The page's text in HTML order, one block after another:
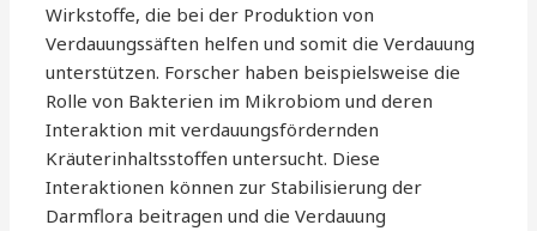
Wirkstoffe, die bei der Produktion von
Verdauungssäften helfen und somit die Verdauung
unterstützen. Forscher haben beispielsweise die
Rolle von Bakterien im Mikrobiom und deren
Interaktion mit verdauungsfördernden
Kräuterinhaltsstoffen untersucht. Diese
Interaktionen können zur Stabilisierung der
Darmflora beitragen und die Verdauung